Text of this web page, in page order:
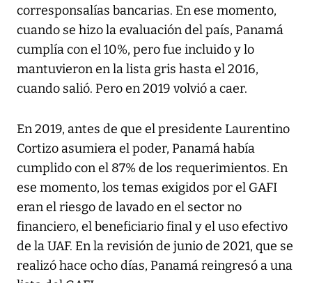
corresponsalías bancarias. En ese momento,
cuando se hizo la evaluación del país, Panamá
cumplía con el 10%, pero fue incluido y lo
mantuvieron en la lista gris hasta el 2016,
cuando salió. Pero en 2019 volvió a caer.
En 2019, antes de que el presidente Laurentino
Cortizo asumiera el poder, Panamá había
cumplido con el 87% de los requerimientos. En
ese momento, los temas exigidos por el GAFI
eran el riesgo de lavado en el sector no
financiero, el beneficiario final y el uso efectivo
de la UAF. En la revisión de junio de 2021, que se
realizó hace ocho días, Panamá reingresó a una